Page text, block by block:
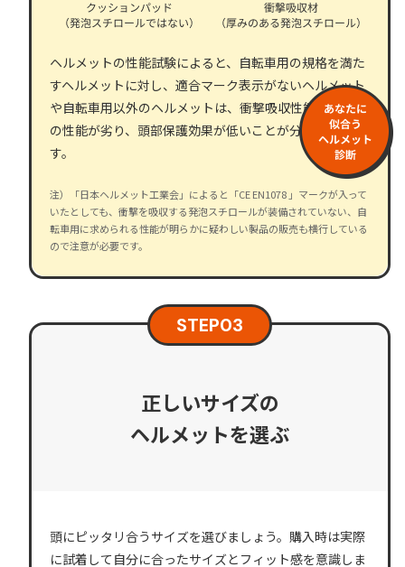
ヘルメットの性能試験によると、自転車用の規格を満た
すヘルメットに対し、適合マーク表示がないヘルメット
や自転車用以外のヘルメットは、衝撃吸収性能やあご紐
の性能が劣り、頭部保護効果が低いことが分かっていま
す。
注）「日本ヘルメット工業会」によると「CE EN1078 」マークが入って
いたとしても、衝撃を吸収する発泡スチロールが装備されていない、自
転車用に求められる性能が明らかに疑わしい製品の販売も横行している
ので注意が必要です。
STEP03
正しいサイズの
ヘルメットを選ぶ
頭にピッタリ合うサイズを選びましょう。購入時は実際
に試着して自分に合ったサイズとフィット感を意識しま